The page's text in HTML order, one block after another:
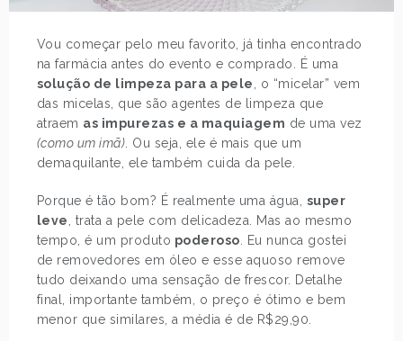
Vou começar pelo meu favorito, já tinha encontrado
na farmácia antes do evento e comprado. É uma
solução de limpeza para a pele
, o “micelar” vem
das micelas, que são agentes de limpeza que
atraem as impurezas e a maquiagem de uma vez
(como um imã) . Ou seja, ele é mais que um
demaquilante, ele também cuida da pele.
Porque é tão bom? É realmente uma água, super
leve
, trata a pele com delicadeza. Mas ao mesmo
tempo, é um produto poderoso . Eu nunca gostei
de removedores em óleo e esse aquoso remove
tudo deixando uma sensação de frescor. Detalhe
final, importante também, o preço é ótimo e bem
menor que similares, a média é de R$29,90.